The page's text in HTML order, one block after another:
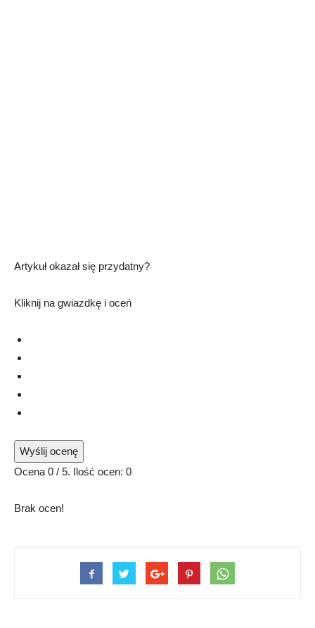
Artykuł okazał się przydatny?
Kliknij na gwiazdkę i oceń
Wyślij ocenę
Ocena 0 / 5. Ilość ocen: 0
Brak ocen!